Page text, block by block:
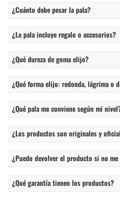
¿Cuánto debe pesar la pala?
¿La pala incluye regalo o accesorios?
¿Qué dureza de goma elijo?
¿Qué forma elijo: redonda, lágrima o
¿Qué pala me conviene según mi
¿Los productos son originales y
¿Puedo devolver el producto si no me
¿Qué garantía tienen los productos?